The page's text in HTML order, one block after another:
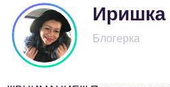
Иришка
Блогерка